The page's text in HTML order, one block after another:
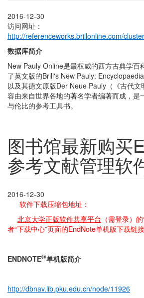
2016-12-30
访问网址：
http://referenceworks.brillonline.com/
数据库简介
New Pauly Online是最权威的西方古典学百
了英文版的Brill's New Pauly:
以及其德文原版Der Neue Pauly（《古代文
容由来自世界各地的著名学者编著而成，是
与伦比的参考工具书。
图书馆最新购买
参考文献管理软
2016-12-30
软件下载压缩包地址：
北京大学正版软件共享平台 （需登录）
者“下载中心”页面的EndNote单机版下载链接
ENDNOTE®单机版简介
http://dbnav.lib.pku.edu.cn/node/11926